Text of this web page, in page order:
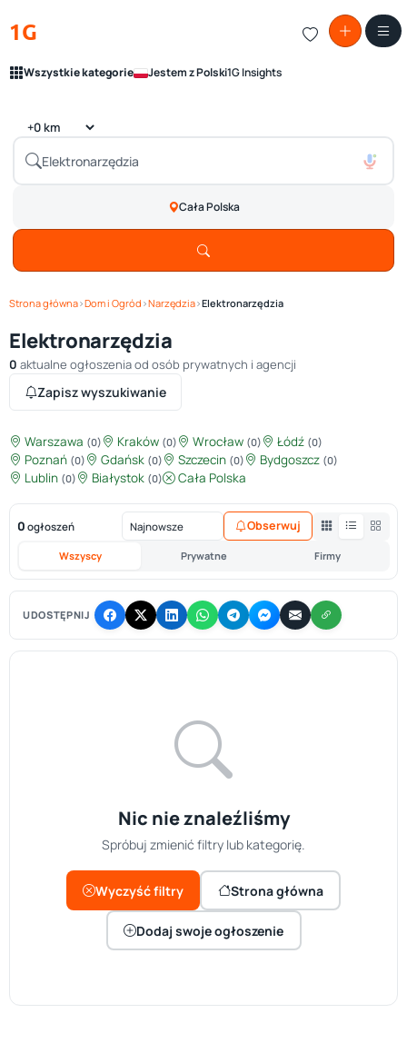
1G
Wszystkie kategorie Jestem z Polski1G Insights
Cała Polska
Strona główna›Dom i Ogród ›Narzędzia›Elektronarzędzia
Elektronarzędzia
0 aktualne ogłoszenia od osób prywatnych i agencji
Zapisz wyszukiwanie
Warszawa (0) Kraków (0) Wrocław (0) Łódź (0)
Poznań (0) Gdańsk (0) Szczecin (0) Bydgoszcz (0)
Lublin (0) Białystok (0) Cała Polska
0 ogłoszeń
Wszyscy Prywatne Firmy
Obserwuj
UDOSTĘPNIJ
Nic nie znaleźliśmy
Spróbuj zmienić filtry lub kategorię.
Wyczyść filtry Strona główna
Dodaj swoje ogłoszenie